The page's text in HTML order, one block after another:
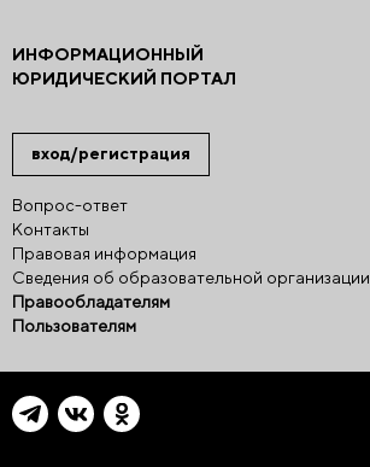
вход/регистрация
Вопрос-ответ
Контакты
Правовая информация
Сведения об образовательной организации
Правообладателям
Пользователям
ИНФОРМАЦИОННЫЙ
ЮРИДИЧЕСКИЙ ПОРТАЛ